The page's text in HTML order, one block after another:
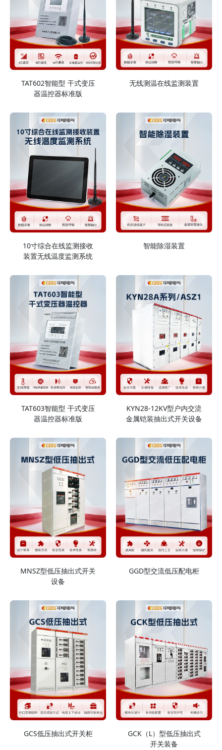
TAT602智能型 干式变压
器温控器标准版
无线测温在线监测装置
10寸综合在线监测接收
装置无线温度监测系统
智能除湿装置
TAT603智能型 干式变压
器温控器标准版
KYN28-12KV型户内交流
金属铠装抽出式开关设备
MNSZ型低压抽出式开关
设备
GGD型交流低压配电柜
GCS低压抽出式开关柜
GCK（L）型低压抽出式
开关装备